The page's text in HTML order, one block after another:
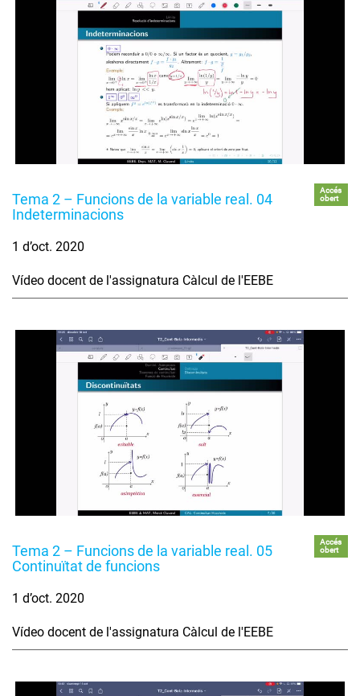
Tema 2 – Funcions de la variable real. 04
Indeterminacions
Accés
obert
1 d’oct. 2020
Vídeo docent de l'assignatura Càlcul de l'EEBE
Tema 2 – Funcions de la variable real. 05
Continuïtat de funcions
Accés
obert
1 d’oct. 2020
Vídeo docent de l'assignatura Càlcul de l'EEBE